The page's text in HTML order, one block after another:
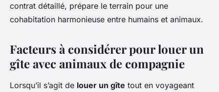
contrat détaillé, prépare le terrain pour une
cohabitation harmonieuse entre humains et animaux.
Facteurs à considérer pour louer un
gîte avec animaux de compagnie
Lorsqu’il s’agit de louer un gîte tout en voyageant